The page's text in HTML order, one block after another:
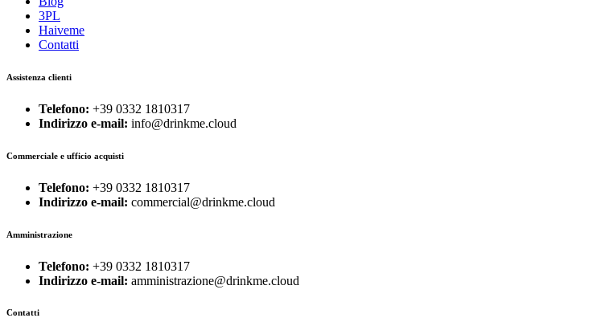
3PL
Haiveme
Contatti
Assistenza clienti
Telefono: +39 0332 1810317
Indirizzo e-mail: info@drinkme.cloud
Commerciale e ufficio acquisti
Telefono: +39 0332 1810317
Indirizzo e-mail: commercial@drinkme.cloud
Amministrazione
Telefono: +39 0332 1810317
Indirizzo e-mail: amministrazione@drinkme.cloud
Contatti